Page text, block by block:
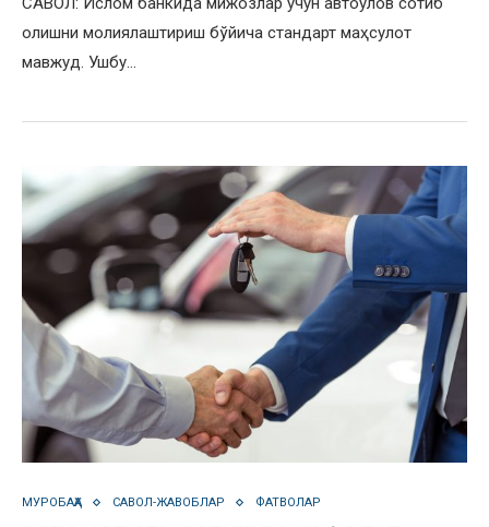
олишни молиялаштириш бўйича стандарт маҳсулот
мавжуд. Ушбу…
МУРОБАҲА САВОЛ-ЖАВОБЛАР ФАТВОЛАР